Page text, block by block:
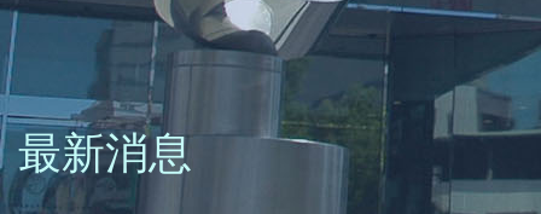
最新消息